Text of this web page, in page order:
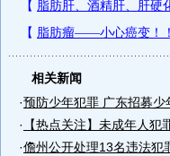
相关新闻
·预防少年犯罪 广东招募少
· 【热点关注】未成年人犯
·儋州公开处理13名违法犯